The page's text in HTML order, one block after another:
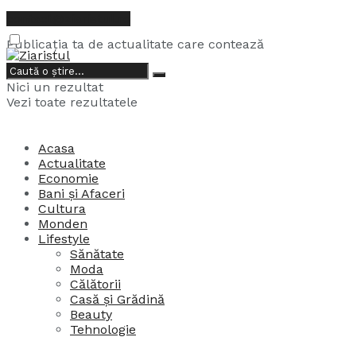
Publicația ta de actualitate care contează
8, august, 2026
Nici un rezultat
Vezi toate rezultatele
Acasa
Actualitate
Economie
Bani și Afaceri
Cultura
Monden
Lifestyle
Sănătate
Moda
Călătorii
Casă și Grădină
Beauty
Tehnologie